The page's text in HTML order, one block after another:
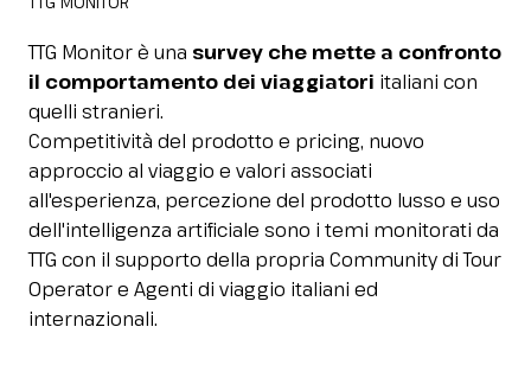
TTG Monitor è una survey che mette a confronto
il comportamento dei viaggiatori italiani con
quelli stranieri.
Competitività del prodotto e pricing, nuovo
approccio al viaggio e valori associati
all'esperienza, percezione del prodotto lusso e uso
dell'intelligenza artificiale sono i temi monitorati da
TTG con il supporto della propria Community di Tour
Operator e Agenti di viaggio italiani ed
internazionali.